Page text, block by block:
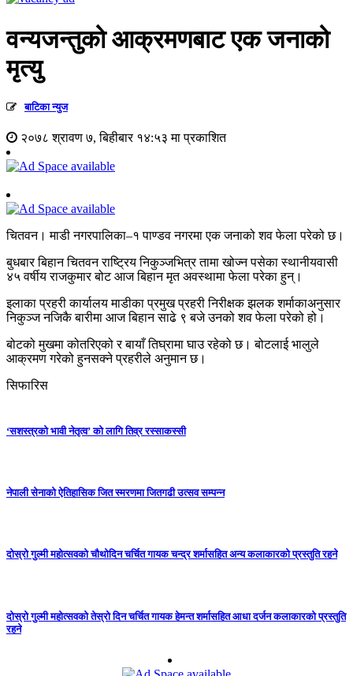
वन्यजन्तुको आक्रमणबाट एक जनाको
मृत्यु
बाटिका न्युज
२०७८ श्रावण ७, बिहीबार १४:५३ मा प्रकाशित
चितवन। माडी नगरपालिका–१ पाण्डव नगरमा एक जनाको शव फेला परेको छ।
बुधबार बिहान चितवन राष्ट्रिय निकुञ्जभित्र तामा खोज्न पसेका स्थानीयवासी
४५ वर्षीय राजकुमार बोट आज बिहान मृत अवस्थामा फेला परेका हुन्।
इलाका प्रहरी कार्यालय माडीका प्रमुख प्रहरी निरीक्षक झलक शर्माकाअनुसार
निकुञ्ज नजिकै बारीमा आज बिहान साढे ९ बजे उनको शव फेला परेको हो।
बोटको मुखमा कोतरिएको र बायाँ तिघ्रामा घाउ रहेको छ। बोटलाई भालुले
आक्रमण गरेको हुनसक्ने प्रहरीले अनुमान छ।
सिफारिस
‘सशस्त्रको भावी नेतृत्व’ को लागि तिव्र रस्साकस्सी
नेपाली सेनाको ऐतिहासिक जित स्मरणमा जितगढी उत्सव सम्पन्न
दोस्रो गुल्मी महोत्सवको चौथोदिन चर्चित गायक चन्द्र शर्मासहित अन्य कलाकारको प्रस्तुति रहने
दोस्रो गुल्मी महोत्सवको तेस्रो दिन चर्चित गायक हेमन्त शर्मासहित आधा दर्जन कलाकारको प्रस्तुति
रहने